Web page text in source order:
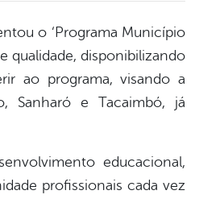
o ‘Programa Município
qualidade, disponibilizando
ao programa, visando a
Sanharó e Tacaimbó, já
educacional,
profissionais cada vez